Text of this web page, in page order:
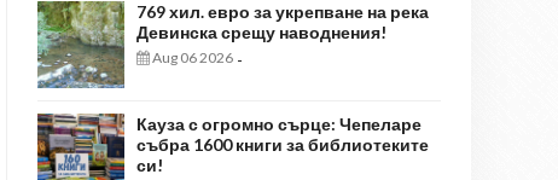
769 хил. евро за укрепване на река
Девинска срещу наводнения!
Aug 06 2026 -
Кауза с огромно сърце: Чепеларе
събра 1600 книги за библиотеките
си!